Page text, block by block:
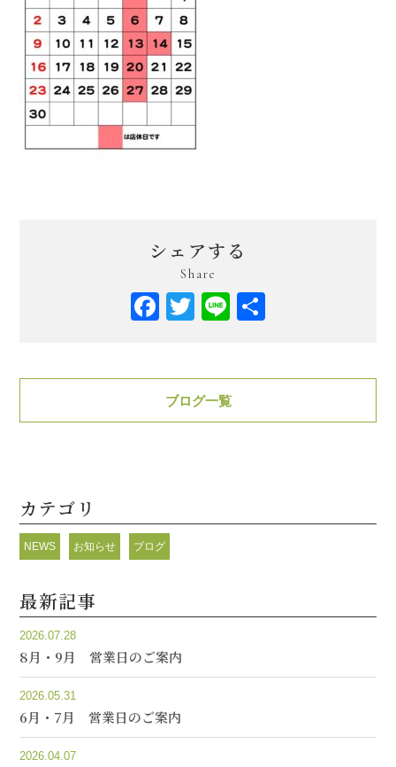
シェアする
Share
Facebook
Twitter
Line
ブログ一覧
カテゴリ
NEWS お知らせ ブログ
最新記事
2026.07.28
8月・9月 営業日のご案内
2026.05.31
6月・7月 営業日のご案内
2026.04.07